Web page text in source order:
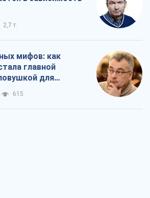
2,7 т.
мифов: как
главной
для
615